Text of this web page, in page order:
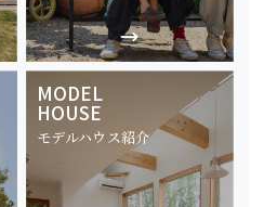
MODEL
HOUSE
モデルハウス紹介